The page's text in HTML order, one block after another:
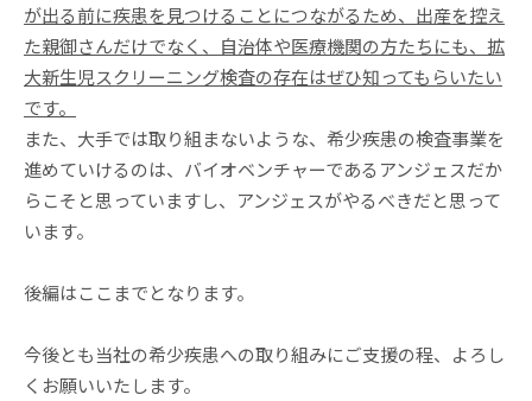
が出る前に疾患を見つけることにつながるため、出産を控え
た親御さんだけでなく、自治体や医療機関の方たちにも、拡
大新生児スクリーニング検査の存在はぜひ知ってもらいたい
です。
また、大手では取り組まないような、希少疾患の検査事業を
進めていけるのは、バイオベンチャーであるアンジェスだか
らこそと思っていますし、アンジェスがやるべきだと思って
います。
後編はここまでとなります。
今後とも当社の希少疾患への取り組みにご支援の程、よろし
くお願いいたします。